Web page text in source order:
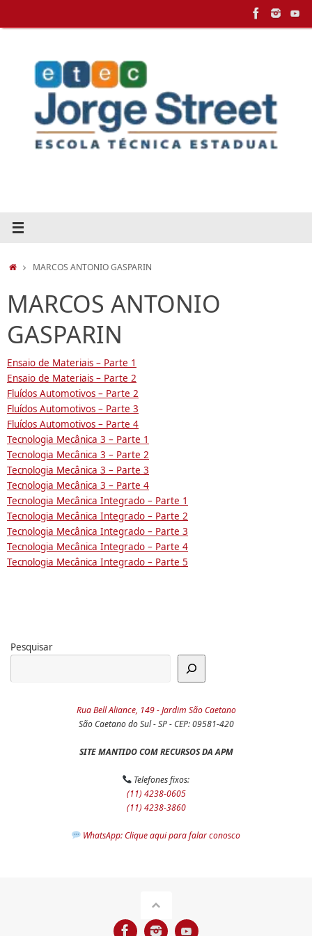
HOMEMARCOS ANTONIO GASPARIN
MARCOS ANTONIO
GASPARIN
Ensaio de Materiais – Parte 1
Ensaio de Materiais – Parte 2
Fluídos Automotivos – Parte 2
Fluídos Automotivos – Parte 3
Fluídos Automotivos – Parte 4
Tecnologia Mecânica 3 – Parte 1
Tecnologia Mecânica 3 – Parte 2
Tecnologia Mecânica 3 – Parte 3
Tecnologia Mecânica 3 – Parte 4
Tecnologia Mecânica Integrado – Parte 1
Tecnologia Mecânica Integrado – Parte 2
Tecnologia Mecânica Integrado – Parte 3
Tecnologia Mecânica Integrado – Parte 4
Tecnologia Mecânica Integrado – Parte 5
Pesquisar
Rua Bell Aliance, 149 - Jardim São Caetano
São Caetano do Sul - SP - CEP: 09581-420
SITE MANTIDO COM RECURSOS DA APM
Telefones fixos:
(11) 4238-0605
(11) 4238-3860
WhatsApp: Clique aqui para falar conosco